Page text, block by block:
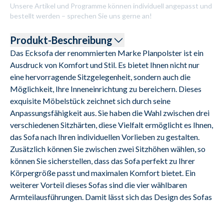
Unsere Artikel und Programme können individuell angepasst und
bestellt werden – sprechen Sie uns gerne an!
Produkt-Beschreibung
Das Ecksofa der renommierten Marke Planpolster ist ein
Ausdruck von Komfort und Stil. Es bietet Ihnen nicht nur
eine hervorragende Sitzgelegenheit, sondern auch die
Möglichkeit, Ihre Inneneinrichtung zu bereichern. Dieses
exquisite Möbelstück zeichnet sich durch seine
Anpassungsfähigkeit aus. Sie haben die Wahl zwischen drei
verschiedenen Sitzhärten, diese Vielfalt ermöglicht es Ihnen,
das Sofa nach Ihren individuellen Vorlieben zu gestalten.
Zusätzlich können Sie zwischen zwei Sitzhöhen wählen, so
können Sie sicherstellen, dass das Sofa perfekt zu Ihrer
Körpergröße passt und maximalen Komfort bietet. Ein
weiterer Vorteil dieses Sofas sind die vier wählbaren
Armteilausführungen. Damit lässt sich das Design des Sofas